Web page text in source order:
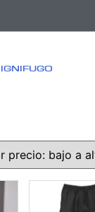
IGNIFUGO